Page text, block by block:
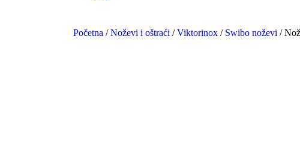
Početna /Noževi i oštraći /Viktorinox / Swibo noževi /